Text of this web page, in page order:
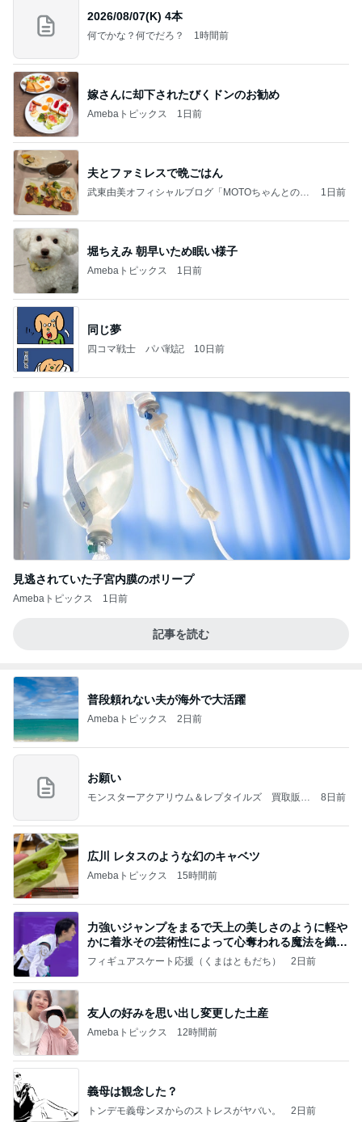
2026/08/07(K) 4本
何でかな？何でだろ？ 1時間前
嫁さんに却下されたびくドンのお勧め
Amebaトピックス 1日前
夫とファミレスで晩ごはん
武東由美オフィシャルブログ「MOTOちゃんとのは
1日前
堀ちえみ 朝早いため眠い様子
Amebaトピックス 1日前
同じ夢
四コマ戦士 パパ戦記 10日前
見逃されていた子宮内膜のポリープ
Amebaトピックス 1日前
記事を読む
普段頼れない夫が海外で大活躍
Amebaトピックス 2日前
お願い
モンスターアクアリウム＆レプタイルズ 買取販売
8日前
広川 レタスのような幻のキャベツ
Amebaトピックス 15時間前
力強いジャンプをまるで天上の美しさのように軽や
かに着氷その芸術性によって心奪われる魔法を織り
なす
フィギュアスケート応援（くまはともだち） 2日前
友人の好みを思い出し変更した土産
Amebaトピックス 12時間前
義母は観念した？
トンデモ義母ンヌからのストレスがヤバい。 2日前